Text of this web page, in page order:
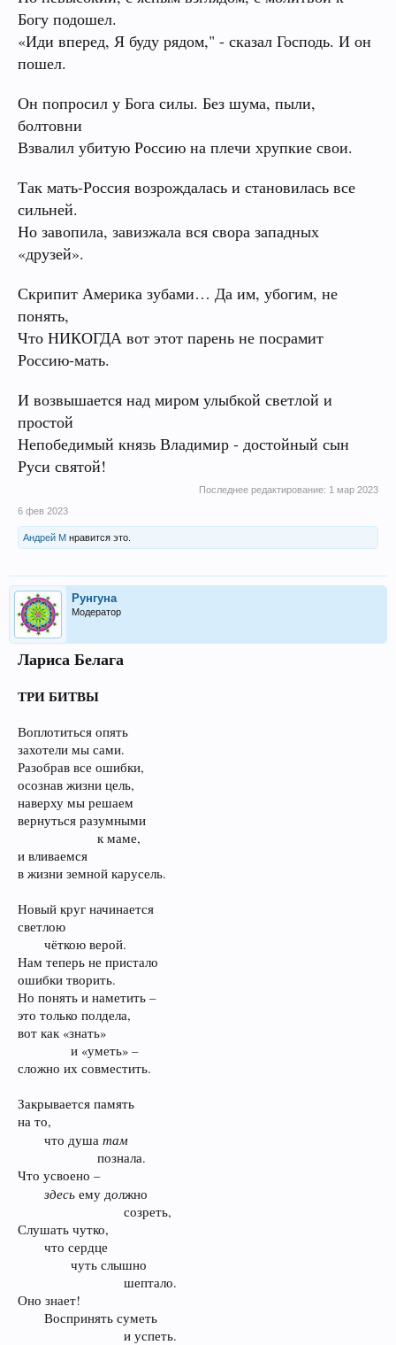
Богу подошел.
«Иди вперед, Я буду рядом," - сказал Господь. И он
пошел.
Он попросил у Бога силы. Без шума, пыли,
болтовни
Взвалил убитую Россию на плечи хрупкие свои.
Так мать-Россия возрождалась и становилась все
сильней.
Но завопила, завизжала вся свора западных
«друзей».
Скрипит Америка зубами… Да им, убогим, не
понять,
Что НИКОГДА вот этот парень не посрамит
Россию-мать.
И возвышается над миром улыбкой светлой и
простой
Непобедимый князь Владимир - достойный сын
Руси святой!
Последнее редактирование: 1 мар 2023
6 фев 2023
Андрей М нравится это.
Рунгуна
Модератор
Лариса Белага
ТРИ БИТВЫ
Воплотиться опять
захотели мы сами.
Разобрав все ошибки,
осознав жизни цель,
наверху мы решаем
вернуться разумными
к маме,​
и вливаемся
в жизни земной карусель.
Новый круг начинается
светлою
чёткою верой.​
Нам теперь не пристало
ошибки творить.
Но понять и наметить –
это только полдела,
вот как «знать»
и «уметь» –​
сложно их совместить.
Закрывается память
на то,
что душа там
познала.​
Что усвоено –
здесь ему должно
созреть,​
Слушать чутко,
что сердце
чуть слышно
шептало.​
Оно знает!
Воспринять суметь
и успеть.​